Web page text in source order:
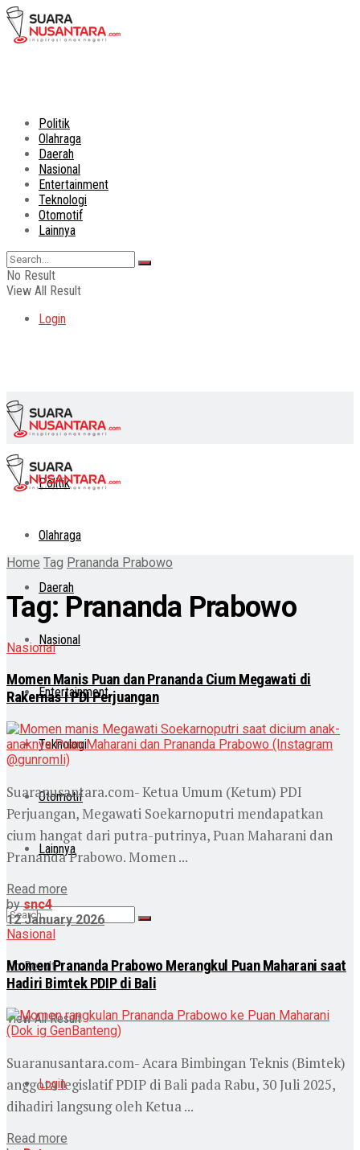
Politik
Olahraga
Daerah
Nasional
Entertainment
Teknologi
Otomotif
Lainnya
No Result
View All Result
Login
Politik
Olahraga
Daerah
Nasional
Entertainment
Teknologi
Otomotif
Lainnya
No Result
View All Result
Login
Home Tag Prananda Prabowo
Tag: Prananda Prabowo
Nasional
Momen Manis Puan dan Prananda Cium Megawati di
Rakernas I PDI Perjuangan
Suaranusantara.com- Ketua Umum (Ketum) PDI
Perjuangan, Megawati Soekarnoputri mendapatkan
cium hangat dari putra-putrinya, Puan Maharani dan
Prananda Prabowo. Momen ...
Read more
by snc4
12 January 2026
Nasional
Momen Prananda Prabowo Merangkul Puan Maharani saat
Hadiri Bimtek PDIP di Bali
Suaranusantara.com- Acara Bimbingan Teknis (Bimtek)
anggota legislatif PDIP di Bali pada Rabu, 30 Juli 2025,
dihadiri langsung oleh Ketua ...
Read more